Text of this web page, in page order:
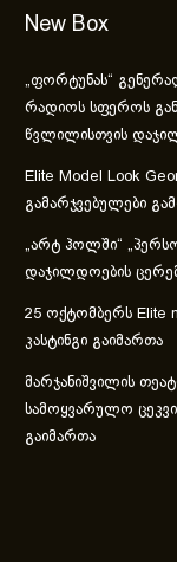
New Box
„ფორტუნას“
რადიოს სფეროს
წვლილისთვის
Elite Model Look
გამარჯვებულები
„არტ ჰოლში“
დაჯილდოების
25 ოქტომბერს Elite
კასტინგი გაიმართა
მარჯანიშვილის
სამოყვარულო
გაიმართა